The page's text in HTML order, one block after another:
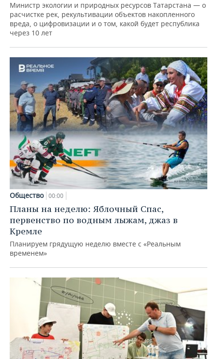
Министр экологии и природных ресурсов Татарстана — о
расчистке рек, рекультивации объектов накопленного
вреда, о цифровизации и о том, какой будет республика
через 10 лет
Общество 00:00
Планы на неделю: Яблочный Спас,
первенство по водным лыжам, джаз в
Кремле
Планируем грядущую неделю вместе с «Реальным
временем»